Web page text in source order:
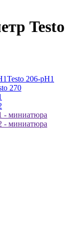
Testo
Testo 206-pH1
270